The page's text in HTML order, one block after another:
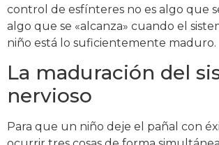
control de esfínteres no es algo que
algo que se «alcanza» cuando el
niño está lo suficientemente maduro.
La maduración del
nervioso
Para que un niño deje el pañal con